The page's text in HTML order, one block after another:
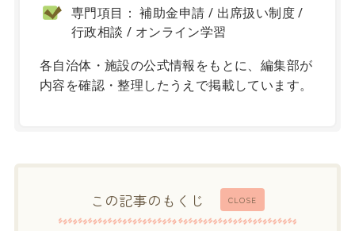
専門項目： 補助金申請 / 出席扱い制度 /
行政相談 / オンライン学習
各自治体・施設の公式情報をもとに、編集部が
内容を確認・整理したうえで掲載しています。
CLOSE
この記事のもくじ